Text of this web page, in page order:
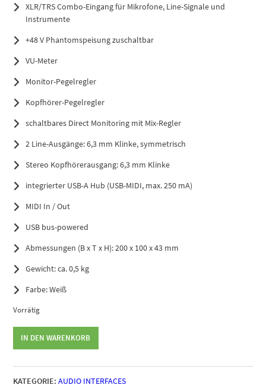
XLR/TRS Combo-Eingang für Mikrofone, Line-Signale und
Instrumente
+48 V Phantomspeisung zuschaltbar
VU-Meter
Monitor-Pegelregler
Kopfhörer-Pegelregler
schaltbares Direct Monitoring mit Mix-Regler
2 Line-Ausgänge: 6,3 mm Klinke, symmetrisch
Stereo Kopfhörerausgang: 6,3 mm Klinke
integrierter USB-A Hub (USB-MIDI, max. 250 mA)
MIDI In / Out
USB bus-powered
Abmessungen (B x T x H): 200 x 100 x 43 mm
Gewicht: ca. 0,5 kg
Farbe: Weiß
Vorrätig
White
Menge
IN DEN WARENKORB
KATEGORIE: AUDIO INTERFACES